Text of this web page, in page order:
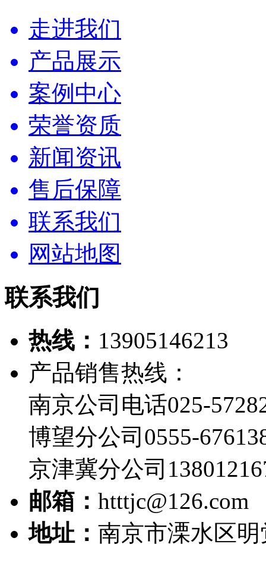
走进我们
产品展示
案例中心
荣誉资质
新闻资讯
售后保障
联系我们
网站地图
联系我们
热线： 13905146213
产品销售热线：
南京公司电话025-
博望分公司0555-
京津冀分公司
邮箱： htttjc@126.com
地址： 南京市溧水区